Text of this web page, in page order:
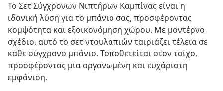
Το Σετ Σύγχρονων Νιπτήρων Καμπίνας είναι η
ιδανική λύση για το μπάνιο σας, προσφέροντας
κομψότητα και εξοικονόμηση χώρου. Με μοντέρνο
σχέδιο, αυτό το σετ ντουλαπιών ταιριάζει τέλεια σε
κάθε σύγχρονο μπάνιο. Τοποθετείται στον τοίχο,
προσφέροντας μια οργανωμένη και ευχάριστη
εμφάνιση.